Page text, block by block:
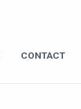
CONTACT